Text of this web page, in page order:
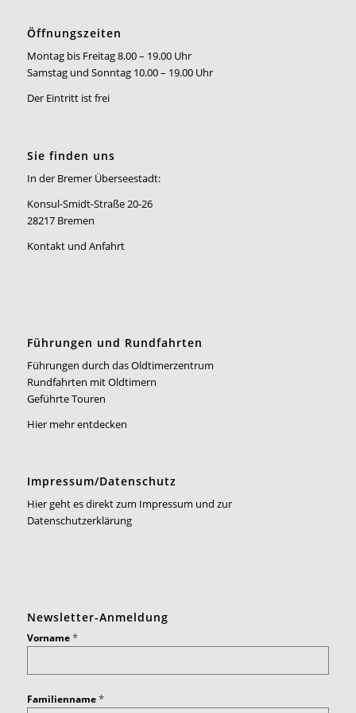
Öffnungszeiten
Montag bis Freitag 8.00 – 19.00 Uhr
Samstag und Sonntag 10.00 – 19.00 Uhr
Der Eintritt ist frei
Sie finden uns
In der Bremer Überseestadt:
Konsul-Smidt-Straße 20-26
28217 Bremen
Kontakt und Anfahrt
Führungen und Rundfahrten
Führungen durch das Oldtimerzentrum
Rundfahrten mit Oldtimern
Geführte Touren
Hier mehr entdecken
Impressum/Datenschutz
Hier geht es direkt zum Impressum und zur
Datenschutzerklärung
Newsletter-Anmeldung
Vorname*
Familienname*